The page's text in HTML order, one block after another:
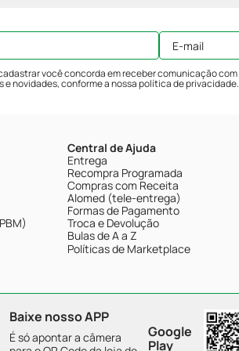
você concorda em receber comunicação com
e novidades, conforme a nossapolítica de privacidade.
Central de Ajuda
Entrega
Recompra Programada
Compras com Receita
Alomed (tele-entrega)
Formas de Pagamento
Troca e Devolução
Bulas de A a Z
Políticas de Marketplace
Baixe nosso APP
É só apontar a câmera
Google
Play